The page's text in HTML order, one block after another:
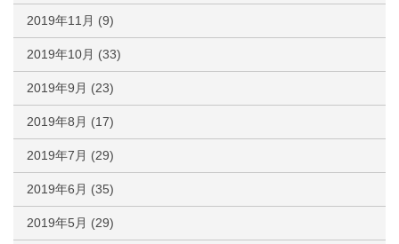
2019年11月 (9)
2019年10月 (33)
2019年9月 (23)
2019年8月 (17)
2019年7月 (29)
2019年6月 (35)
2019年5月 (29)